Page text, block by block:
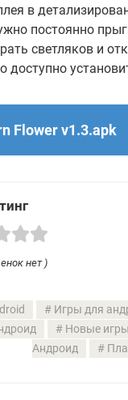
в
постоянно
светляков и
доступно
Flower v1.3.apk
нет )
Игры для
Новые
Андроид